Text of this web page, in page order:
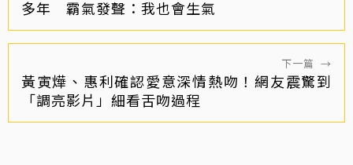
多年 霸氣發聲：我也會生氣
下一篇 →
黃寅燁、惠利確認愛意深情熱吻！網友震驚到
「調亮影片」細看舌吻過程